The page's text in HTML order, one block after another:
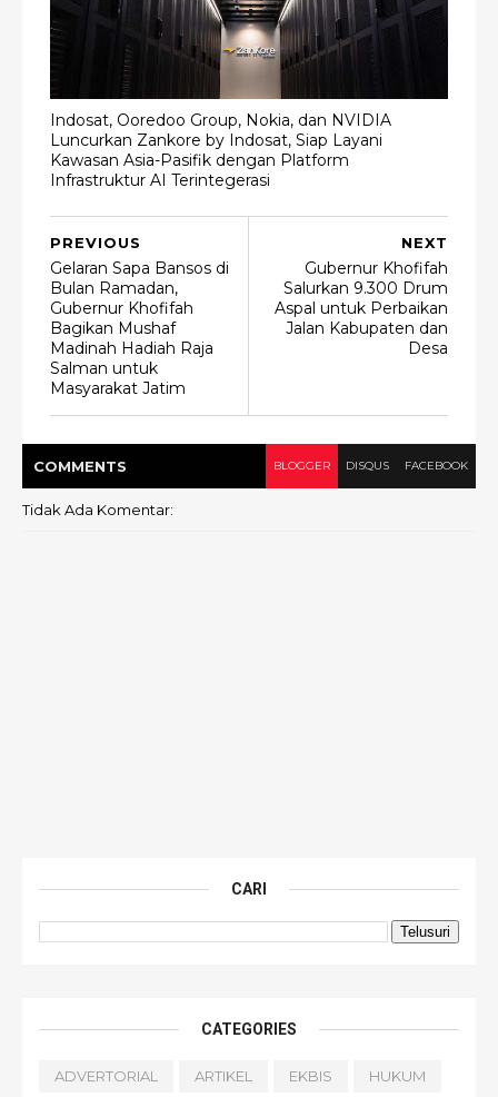
Indosat, Ooredoo Group, Nokia, dan NVIDIA
Luncurkan Zankore by Indosat, Siap Layani
Kawasan Asia-Pasifik dengan Platform
Infrastruktur AI Terintegerasi
NEXT
Gubernur Khofifah
Salurkan 9.300 Drum
Aspal untuk Perbaikan
Jalan Kabupaten dan
Desa
PREVIOUS
Gelaran Sapa Bansos di
Bulan Ramadan,
Gubernur Khofifah
Bagikan Mushaf
Madinah Hadiah Raja
Salman untuk
Masyarakat Jatim
COMMENTS BLOGGER DISQUS FACEBOOK
Tidak Ada Komentar:
CARI
CATEGORIES
ADVERTORIAL ARTIKEL EKBIS HUKUM